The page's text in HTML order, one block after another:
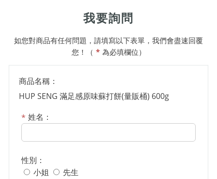
我要詢問
如您對商品有任何問題，請填寫以下表單，我們會盡速回覆
您！（ * 為必填欄位）
商品名稱：
HUP SENG 滿足感原味蘇打餅(量販桶) 600g
姓名：
性別：
小姐
先生